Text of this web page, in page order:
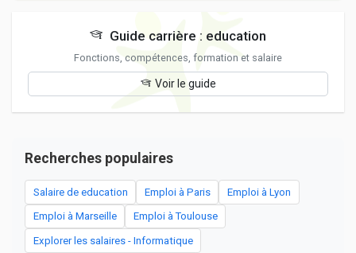
Guide carrière : education
Fonctions, compétences, formation et salaire
Voir le guide
Recherches populaires
Salaire de education Emploi à Paris Emploi à Lyon
Emploi à Marseille Emploi à Toulouse
Explorer les salaires - Informatique